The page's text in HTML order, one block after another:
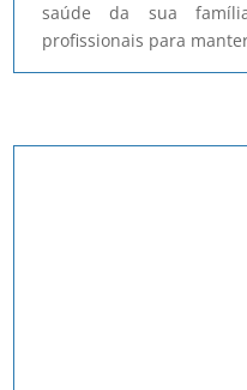
saúde da sua
profissionais para